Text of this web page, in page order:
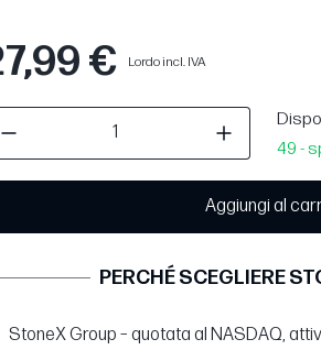
€ Lordo incl. IVA
49 -
Aggiungi al
PERCHÉ SCEGLIERE
StoneX Group – quotata al NASDAQ,